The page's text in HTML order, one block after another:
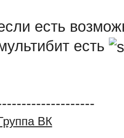
есть
есть
ВК